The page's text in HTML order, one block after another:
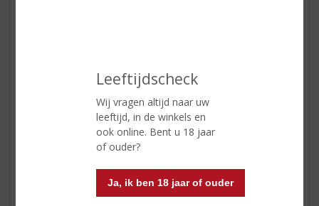
Leeftijdscheck
Wij vragen altijd naar uw
leeftijd, in de winkels en
ook online. Bent u 18 jaar
of ouder?
Ja, ik ben 18 jaar of ouder
De selectie van de beste Ierse
whiskey en verse room, verfijnde
witte chocolade en vanille geven
Merrys de mooie smaak-balans;
niet te zwaar, niet te dik, niet te
zoet, maar gewoon erg lekker!